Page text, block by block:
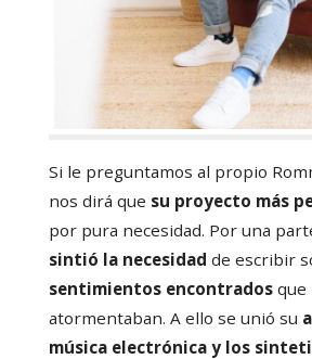
Si le preguntamos al propio
nos dirá que su proyecto más
por pura necesidad. Por una
sintió la necesidad de escribir
sentimientos encontradosque
atormentaban. A ello se unió su
música electrónica y los